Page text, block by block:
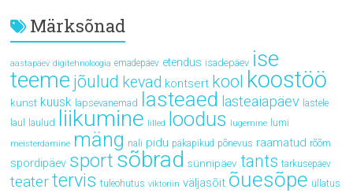
Märksõnad
aastapäev digitehnoloogia emadepäev etendus isadepäev ise
teeme jõulud kevad kontsert kool koostöö
kunst kuusk lapsevanemad lasteaed lasteaiapäev lastele
laul laulud liikumine lilled loodus lugemine lumi
meisterdamine mäng nali pidu päkapikud põnevus raamatud rõõm
spordipäev sportsõbrad sünnipäev tants tarkusepäev
teatertervis tuleohutus viktoriin väljasõit õuesõpe üllatus